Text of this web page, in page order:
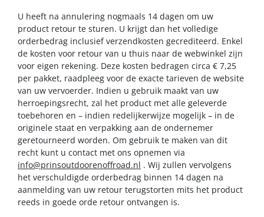
U heeft na annulering nogmaals 14 dagen om uw
product retour te sturen. U krijgt dan het volledige
orderbedrag inclusief verzendkosten gecrediteerd. Enkel
de kosten voor retour van u thuis naar de webwinkel zijn
voor eigen rekening. Deze kosten bedragen circa € 7,25
per pakket, raadpleeg voor de exacte tarieven de website
van uw vervoerder. Indien u gebruik maakt van uw
herroepingsrecht, zal het product met alle geleverde
toebehoren en – indien redelijkerwijze mogelijk – in de
originele staat en verpakking aan de ondernemer
geretourneerd worden. Om gebruik te maken van dit
recht kunt u contact met ons opnemen via
info@prinsoutdoorenoffroad.nl . Wij zullen vervolgens
het verschuldigde orderbedrag binnen 14 dagen na
aanmelding van uw retour terugstorten mits het product
reeds in goede orde retour ontvangen is.